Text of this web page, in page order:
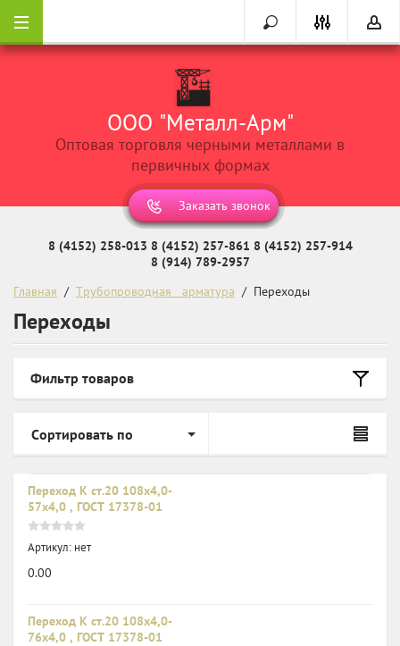
ООО "Металл-Арм"
Оптовая торговля черными металлами в
первичных формах
Заказать звонок
8 (4152) 258-013 8 (4152) 257-861 8 (4152) 257-914
8 (914) 789-2957
Главная
  /
Трубопроводная   арматура
  /  Переходы
Переходы
Фильтр товаров
Сортировать по
Переход К ст.20 108х4,0-
57х4,0 , ГОСТ 17378-01
Артикул: нет
0.00
Переход К ст.20 108х4,0-
76х4,0 , ГОСТ 17378-01